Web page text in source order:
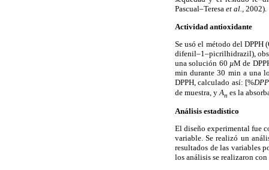
Pascual–Teresa et al., 2002).
Actividad antioxidante
Se usó el método del DPPH
difenil–1–picrilhidrazil),
una solución 60 µM de
min durante 30 min a una
DPPH, calculado así: [%
de muestra, yAn es la
Análisis estadístico
El diseño experimental fue
variable. Se realizó un
resultados de las variables
los análisis se realizaron